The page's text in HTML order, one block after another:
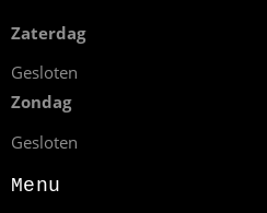
Zaterdag
Gesloten
Zondag
Gesloten
Menu